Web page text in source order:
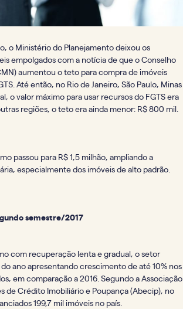
o Ministério do Planejamento deixou os
empolgados com a notícia de que o Conselho
aumentou o teto para compra de imóveis
Até então, no Rio de Janeiro, São Paulo, Minas
o valor máximo para usar recursos do FGTS era
regiões, o teto era ainda menor: R$ 800 mil.
passou para R$ 1,5 milhão, ampliando a
especialmente dos imóveis de alto padrão.
semestre/2017
com recuperação lenta e gradual, o setor
ano apresentando crescimento de até 10% nos
em comparação a 2016. Segundo a Associação
de Crédito Imobiliário e Poupança (Abecip), no
199,7 mil imóveis no país.